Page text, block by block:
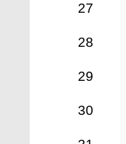
27
28
29
30